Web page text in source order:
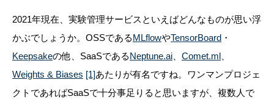
2021年現在、実験管理サービスといえばどんなものが思い浮
かぶでしょうか。OSSであるMLflowやTensorBoard ・
Keepsakeの他、SaaSであるNeptune.ai Comet.ml
Weights & Biases [1]あたりが有名ですね。ワンマンプロジェ
クトであればSaaSで十分事足りると思いますが、複数人で